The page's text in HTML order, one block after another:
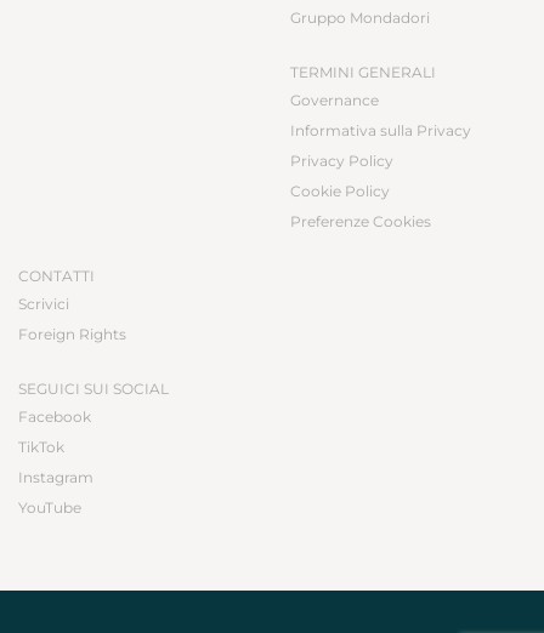
Gruppo Mondadori
TERMINI GENERALI
Governance
Informativa sulla Privacy
Privacy Policy
Cookie Policy
Preferenze Cookies
CONTATTI
Scrivici
Foreign Rights
SEGUICI SUI SOCIAL
Facebook
TikTok
Instagram
YouTube